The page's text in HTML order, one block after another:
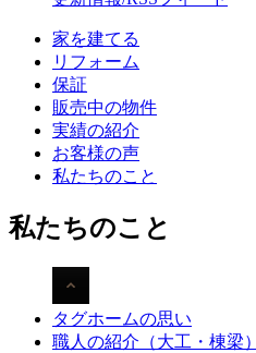
家を建てる
リフォーム
保証
販売中の物件
実績の紹介
お客様の声
私たちのこと
私たちのこと
タグホームの思い
職人の紹介（大工・棟梁）